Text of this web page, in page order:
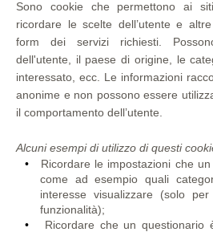
Sono cookie che permettono ai
ricordare le scelte dell’utente e
form dei servizi richiesti.
dell'utente, il paese di origine, le
interessato, ecc. Le informazioni
anonime e non possono essere
il comportamento dell’utente.
Alcuni esempi di utilizzo di questi
Ricordare le impostazioni che
come ad esempio quali
interesse visualizzare (solo
funzionalità);
Ricordare che un